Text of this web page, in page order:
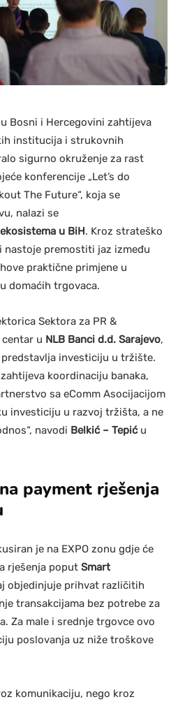
Bosni i Hercegovini zahtijeva
institucija i strukovnih
sigurno okruženje za rast
konferencije „Let’s do
The Future“, koja se
nalazi se
u BiH. Kroz strateško
premostiti jaz između
praktične primjene u
domaćih trgovaca.
Sektora za PR &
u NLB Banci d.d. Sarajevo,
investiciju u tržište.
koordinaciju banaka,
sa eComm Asocijacijom
investiciju u razvoj tržišta, a ne
navodi Belkić – Tepiću
payment rješenja
je na EXPO zonu gdje će
rješenja poput Smart
objedinjuje prihvat različitih
transakcijama bez potrebe za
Za male i srednje trgovce ovo
poslovanja uz niže troškove
komunikaciju, nego kroz